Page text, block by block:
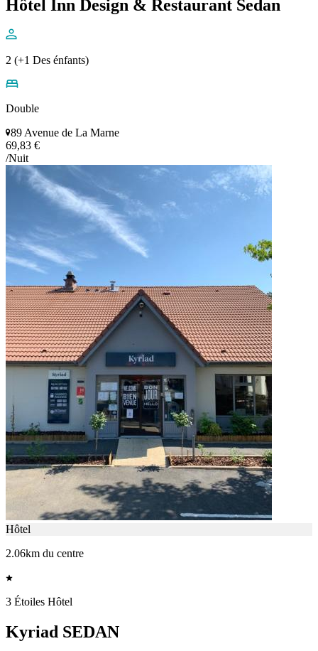
Hôtel Inn Design & Restaurant Sedan
2 (+1 Des énfants)
Double
89 Avenue de La Marne
69,83 €
/Nuit
Hôtel
2.06km du centre
3 Étoiles Hôtel
Kyriad SEDAN